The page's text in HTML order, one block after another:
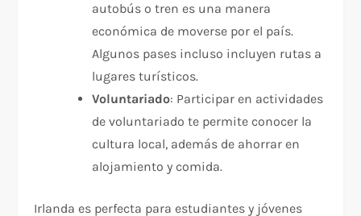
autobús o tren es una manera
económica de moverse por el país.
Algunos pases incluso incluyen rutas a
lugares turísticos.
Voluntariado: Participar en actividades
de voluntariado te permite conocer la
cultura local, además de ahorrar en
alojamiento y comida.
Irlanda es perfecta para estudiantes y jóvenes